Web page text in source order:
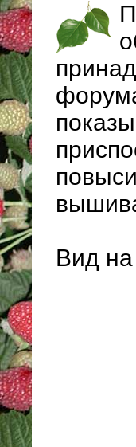
Вид на